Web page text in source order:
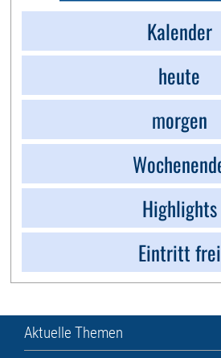
Kalender
heute
morgen
Highlights
Eintritt frei
Aktuelle Themen